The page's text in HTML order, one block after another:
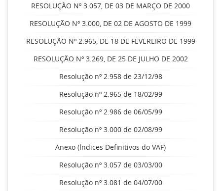
RESOLUÇÃO Nº 3.057, DE 03 DE MARÇO DE 2000
RESOLUÇÃO Nº 3.000, DE 02 DE AGOSTO DE 1999
RESOLUÇÃO Nº 2.965, DE 18 DE FEVEREIRO DE 1999
RESOLUÇÃO Nº 3.269, DE 25 DE JULHO DE 2002
Resolução nº 2.958 de 23/12/98
Resolução nº 2.965 de 18/02/99
Resolução nº 2.986 de 06/05/99
Resolução nº 3.000 de 02/08/99
Anexo (Índices Definitivos do VAF)
Resolução nº 3.057 de 03/03/00
Resolução nº 3.081 de 04/07/00